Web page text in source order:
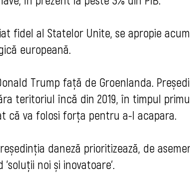
fidel al Statelor Unite, se apropie
europeană.
Trump față de Groenlanda.
teritoriul încă din 2019, în timpul
că va folosi forța pentru a-l acapara.
daneză prioritizează, de
noi și inovatoare'.